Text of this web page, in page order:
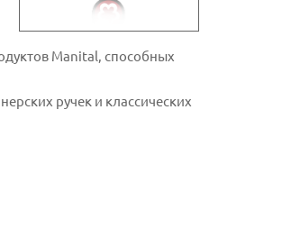
Manital, способных
ручек и классических